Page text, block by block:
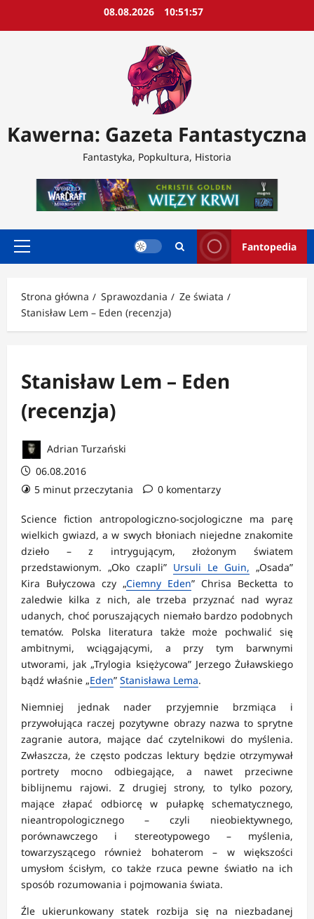
08.08.2026 10:51:59
Kawerna: Gazeta Fantastyczna
Fantastyka, Popkultura, Historia
Menu
Fantopedia
Strona główna Sprawozdania
Ze świata
Stanisław Lem – Eden (recenzja)
Stanisław Lem – Eden
(recenzja)
Adrian Turzański
06.08.2016
5 minut przeczytania
0 komentarzy
Science fiction antropologiczno-socjologiczne ma parę
wielkich gwiazd, a w swych błoniach niejedne znakomite
dzieło – z intrygującym, złożonym światem
przedstawionym. „Oko czapli” Ursuli Le Guin, „Osada”
Kira Bułyczowa czy „Ciemny Eden” Chrisa Becketta to
zaledwie kilka z nich, ale trzeba przyznać nad wyraz
udanych, choć poruszających niemało bardzo podobnych
tematów. Polska literatura także może pochwalić się
ambitnymi, wciągającymi, a przy tym barwnymi
utworami, jak „Trylogia księżycowa” Jerzego Żuławskiego
bądź właśnie „Eden” Stanisława Lema.
Niemniej jednak nader przyjemnie brzmiąca i
przywołująca raczej pozytywne obrazy nazwa to sprytne
zagranie autora, mające dać czytelnikowi do myślenia.
Zwłaszcza, że często podczas lektury będzie otrzymywał
portrety mocno odbiegające, a nawet przeciwne
biblijnemu rajowi. Z drugiej strony, to tylko pozory,
mające złapać odbiorcę w pułapkę schematycznego,
nieantropologicznego – czyli nieobiektywnego,
porównawczego i stereotypowego – myślenia,
towarzyszącego również bohaterom – w większości
umysłom ścisłym, co także rzuca pewne światło na ich
sposób rozumowania i pojmowania świata.
Źle ukierunkowany statek rozbija się na niezbadanej